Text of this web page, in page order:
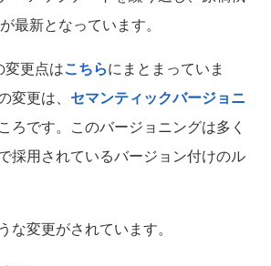
最新となっています。
更点はこちらにまとまっていま
更は、 セマンティックバージョニ
ろです。このバージョニングは多く
採用されているバージョン付けのル
変更がされています。